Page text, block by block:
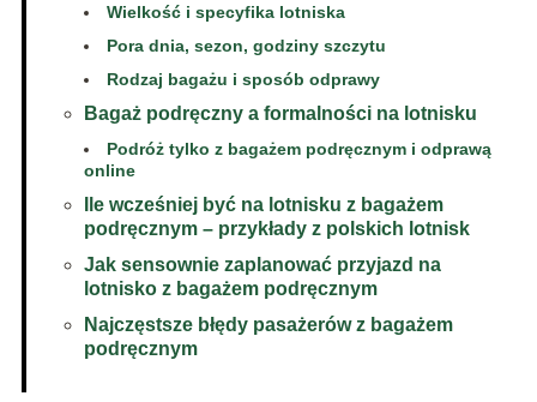
Wielkość i specyfika lotniska
Pora dnia, sezon, godziny szczytu
Rodzaj bagażu i sposób odprawy
Bagaż podręczny a formalności na lotnisku
Podróż tylko z bagażem podręcznym i odprawą
online
Ile wcześniej być na lotnisku z bagażem
podręcznym – przykłady z polskich lotnisk
Jak sensownie zaplanować przyjazd na
lotnisko z bagażem podręcznym
Najczęstsze błędy pasażerów z bagażem
podręcznym